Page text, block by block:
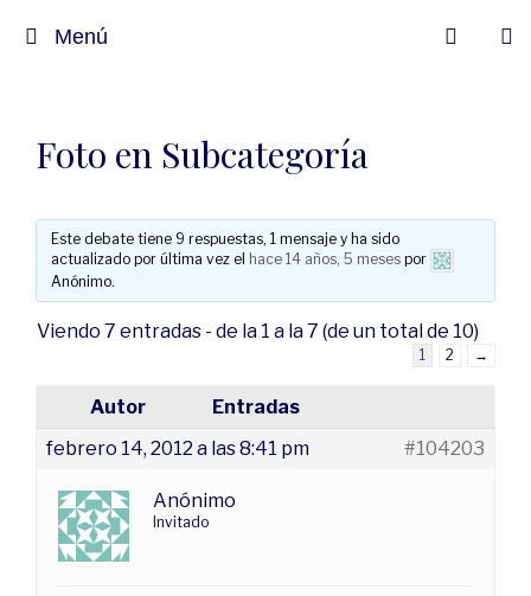
Menú
Foto en Subcategoría
Este debate tiene 9 respuestas, 1 mensaje y ha sido
actualizado por última vez el hace 14 años, 5 mesespor
Anónimo.
Viendo 7 entradas - de la 1 a la 7 (de un total de 10)
1 2 →
Autor
Entradas
febrero 14, 2012 a las 8:41 pm
#104203
Anónimo
Invitado